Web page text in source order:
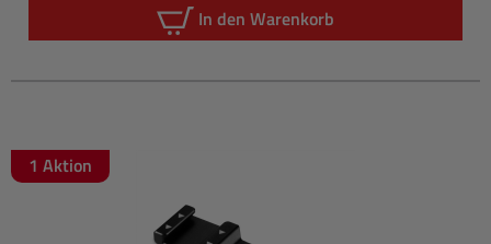
In den Warenkorb
1 Aktion